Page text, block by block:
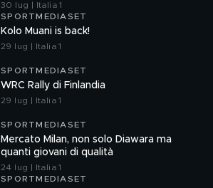
30 lug | Italia 1
SPORTMEDIASET
Kolo Muani is back!
29 lug | Italia 1
SPORTMEDIASET
WRC Rally di Finlandia
29 lug | Italia 1
SPORTMEDIASET
Mercato Milan, non solo Diawara ma
quanti giovani di qualità
24 lug | Italia 1
SPORTMEDIASET